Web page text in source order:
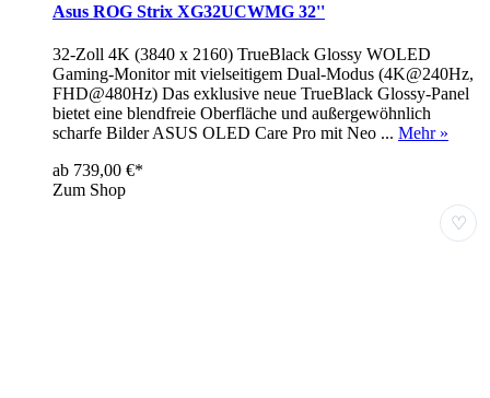
Asus ROG Strix XG32UCWMG 32''
32-Zoll 4K (3840 x 2160) TrueBlack Glossy WOLED
Gaming-Monitor mit vielseitigem Dual-Modus (4K@240Hz,
FHD@480Hz) Das exklusive neue TrueBlack Glossy-Panel
bietet eine blendfreie Oberfläche und außergewöhnlich
scharfe Bilder ASUS OLED Care Pro mit Neo ... Mehr »
ab 739,00 €*
Zum Shop
♡